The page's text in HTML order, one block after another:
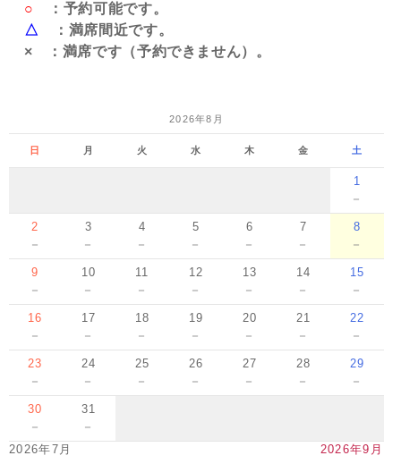
2026年8月
日 月 火 水 木 金 土
1
－
2
－
3
－
4
－
5
－
6
－
7
－
8
－
9
－
10
－
11
－
12
－
13
－
14
－
15
－
16
－
17
－
18
－
19
－
20
－
21
－
22
－
23
－
24
－
25
－
26
－
27
－
28
－
29
－
30
－
31
－
2026年7月 2026年9月
○ ：予約可能です。
△ ：満席間近です。
× ：満席です（予約できません）。